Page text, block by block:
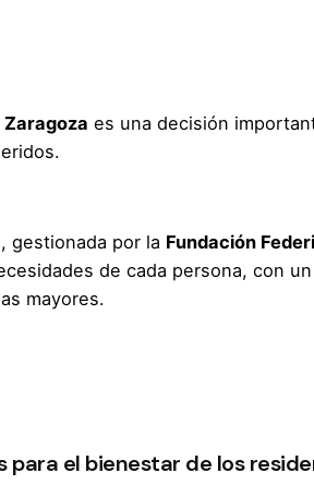
es una decisión
, gestionada por la Fundación
de cada persona, con
mayores.
para el bienestar de los